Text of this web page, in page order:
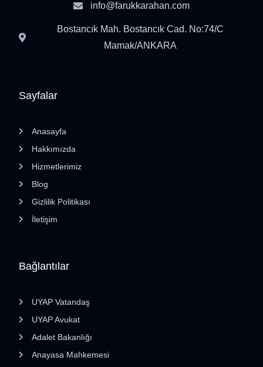
Bağlantılar
UYAP Vatandaş
UYAP Avukat
Adalet Bakanlığı
Anayasa Mahkemesi
Sayfalar
Anasayfa
Hakkımızda
Hizmetlerimiz
Blog
Gizlilik Politikası
İletişim
info@farukkarahan.com
Bostancık Mah. Bostancık Cad. No:74/C
Mamak/ANKARA